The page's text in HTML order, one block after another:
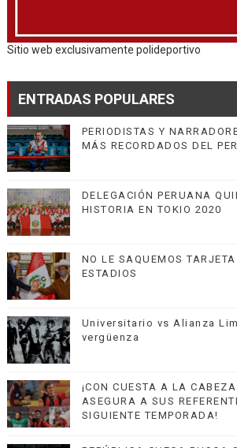
Sitio web exclusivamente polideportivo
ENTRADAS POPULARES
PERIODISTAS Y
MÁS RECORDADOS DEL
DELEGACIÓN PERUANA
HISTORIA EN TOKIO 2020
NO LE SAQUEMOS
ESTADIOS
Universitario vs Alianza
vergüenza
¡CON CUESTA A LA
ASEGURA A SUS
SIGUIENTE TEMPORADA!